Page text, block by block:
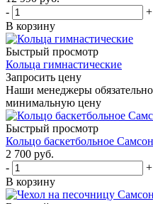
-
+
В корзину
Быстрый просмотр
Кольца гимнастические
Запросить цену
Наши менеджеры
минимальную цену
Быстрый просмотр
Кольцо баскетбольное Самсон
2 700 руб.
-
+
В корзину